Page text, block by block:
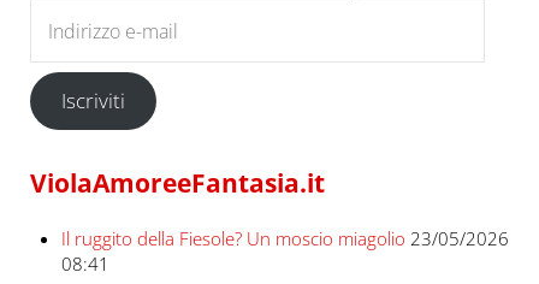
Iscriviti
ViolaAmoreeFantasia.it
Il ruggito della Fiesole? Un moscio miagolio 23/05/2026
08:41